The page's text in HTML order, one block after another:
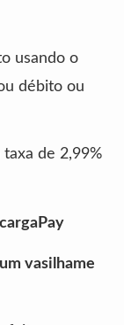
usando o
débito ou
de 2,99%
vasilhame